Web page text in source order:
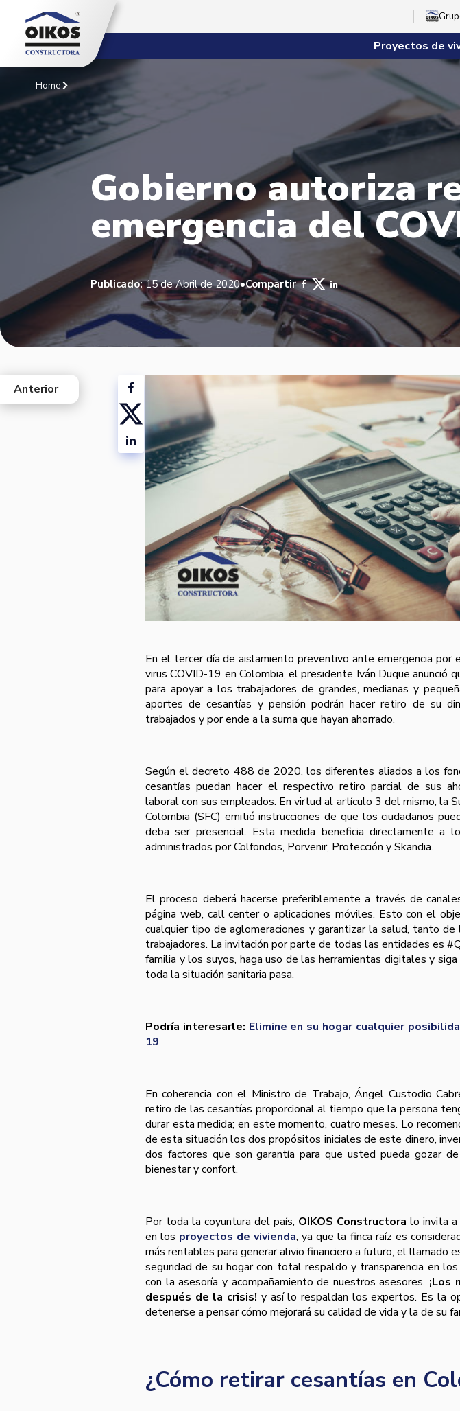
Proyectos de
Home
Gobierno autoriza
emergencia del
Publicado:15 de Abril de 2020•Compartir
En el tercer día de aislamiento preventivo ante emergencia por
virus COVID-19 en Colombia, el presidente Iván Duque anunció
para apoyar a los trabajadores de grandes, medianas y
aportes de cesantías y pensión podrán hacer retiro de su
trabajados y por ende a la suma que hayan ahorrado.
Según el decreto 488 de 2020, los diferentes aliados a los
cesantías puedan hacer el respectivo retiro parcial de sus
laboral con sus empleados. En virtud al artículo 3 del mismo, la
Colombia (SFC) emitió instrucciones de que los ciudadanos
deba ser presencial. Esta medida beneficia directamente a
administrados por Colfondos, Porvenir, Protección y Skandia.
El proceso deberá hacerse preferiblemente a través de
página web, call center o aplicaciones móviles. Esto con el
cualquier tipo de aglomeraciones y garantizar la salud, tanto
trabajadores. La invitación por parte de todas las entidades es
familia y los suyos, haga uso de las herramientas digitales y
toda la situación sanitaria pasa.
Podría interesarle: Elimine en su hogar cualquier
19
En coherencia con el Ministro de Trabajo, Ángel Custodio
retiro de las cesantías proporcional al tiempo que la persona
durar esta medida; en este momento, cuatro meses. Lo
de esta situación los dos propósitos iniciales de este dinero,
dos factores que son garantía para que usted pueda gozar
bienestar y confort.
Por toda la coyuntura del país, OIKOS Constructora lo invita a
en los proyectos de vivienda, ya que la finca raíz es
más rentables para generar alivio financiero a futuro, el llamado
seguridad de su hogar con total respaldo y transparencia en
con la asesoría y acompañamiento de nuestros asesores. ¡Los
después de la crisis! y así lo respaldan los expertos. Es la
detenerse a pensar cómo mejorará su calidad de vida y la de su
¿Cómo retirar cesantías en
west
Anterior